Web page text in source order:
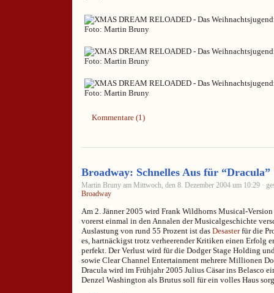
Kommentare (1)
Broadway: Schnelles Aus für “Dracula”
Martin Bruny am Mittwoch, den 8. Dezember 2004 um 10:29 ·
Broadway
Am 2. Jänner 2005 wird Frank Wildhorns Musical-
vorerst einmal in den Annalen der Musicalgeschichte
Auslastung von rund 55 Prozent ist das Desasterfür die
es, hartnäckigst trotz verheerender Kritiken einen Erfolg
perfekt. Der Verlust wird für die Dodger Stage Holding
sowie Clear Channel Entertainment mehrere Millionen
Dracula wird im Frühjahr 2005 Julius Cäsar ins Belasco
Denzel Washington als Brutus soll für ein volles Haus